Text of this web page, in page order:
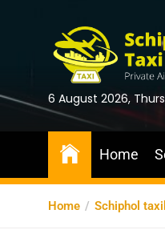
6 August 2026,
Home
Home Schiphol